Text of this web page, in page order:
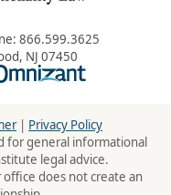
866.599.3625
, NJ 07450
Omnizant -
| Privacy Policy
for general informational
legal advice.
does not create an